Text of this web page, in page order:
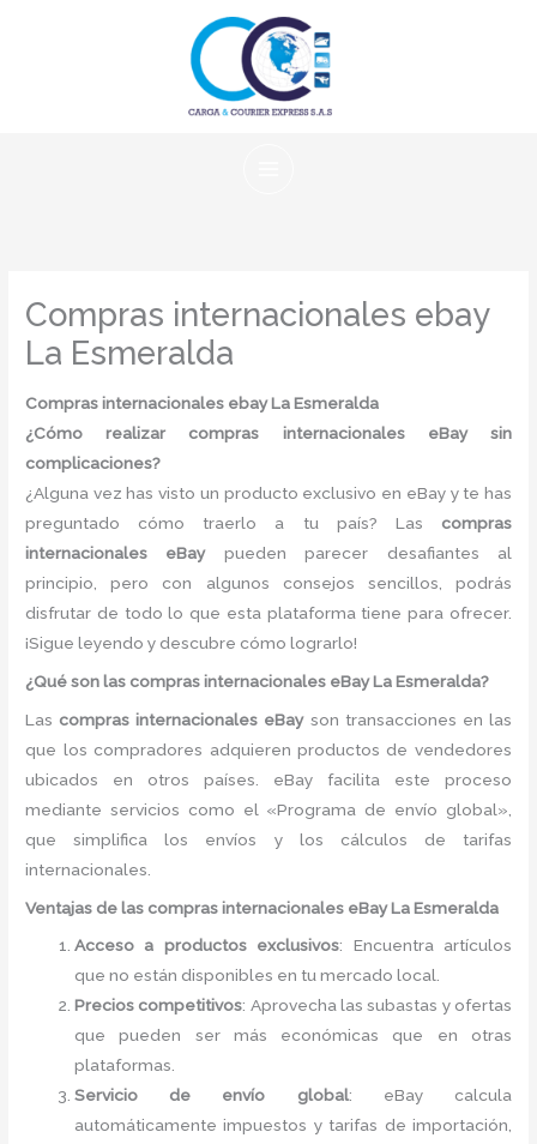
Compras internacionales ebay
La Esmeralda
Compras internacionales ebay La Esmeralda
¿Cómo realizar compras internacionales eBay sin
complicaciones?
¿Alguna vez has visto un producto exclusivo en eBay y te has
preguntado cómo traerlo a tu país? Las compras
internacionales eBaypueden parecer desafiantes al
principio, pero con algunos consejos sencillos, podrás
disfrutar de todo lo que esta plataforma tiene para ofrecer.
¡Sigue leyendo y descubre cómo lograrlo!
¿Qué son las compras internacionales eBay La Esmeralda?
Las compras internacionales eBayson transacciones en las
que los compradores adquieren productos de vendedores
ubicados en otros países. eBay facilita este proceso
mediante servicios como el «Programa de envío global»,
que simplifica los envíos y los cálculos de tarifas
internacionales.
Ventajas de las compras internacionales eBay La Esmeralda
Acceso a productos exclusivos: Encuentra artículos
que no están disponibles en tu mercado local.
Precios competitivos: Aprovecha las subastas y ofertas
que pueden ser más económicas que en otras
plataformas.
Servicio de envío global: eBay calcula
automáticamente impuestos y tarifas de importación,